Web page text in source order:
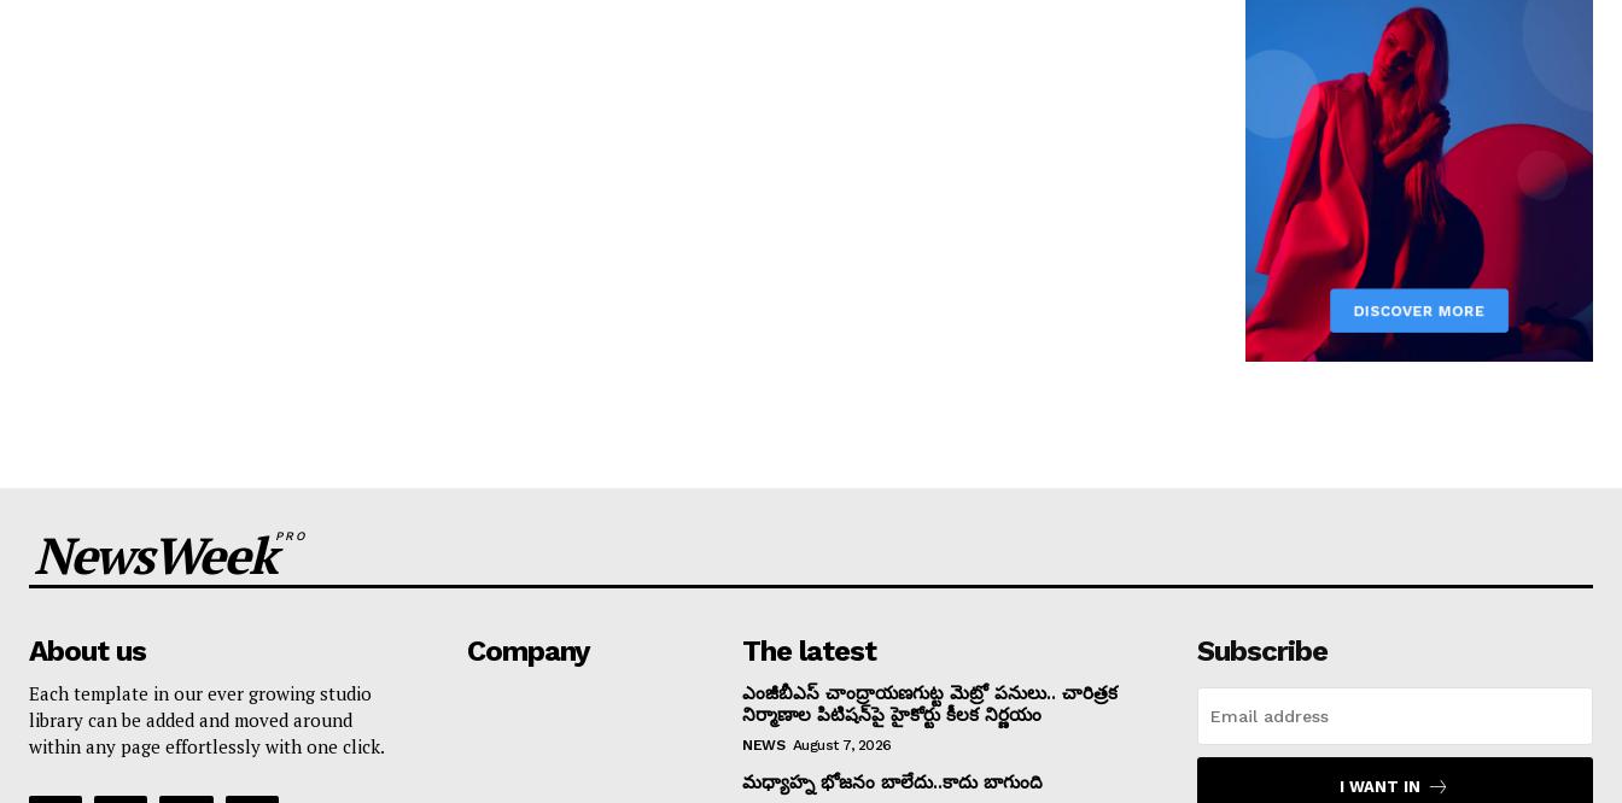
NewsWeekPRO
About us
Each template in our ever growing studio
library can be added and moved around
within any page effortlessly with one click.
Company The latest
ఎంజీబీఎస్ చాంద్రాయణగుట్ట మెట్రో పనులు.. చారిత్రక
నిర్మాణాల పిటిషన్‌పై హైకోర్టు కీలక నిర్ణయం
NEWS August 7, 2026
మధ్యాహ్న భోజనం బాలేదు..కాదు బాగుంది
Subscribe
I WANT IN